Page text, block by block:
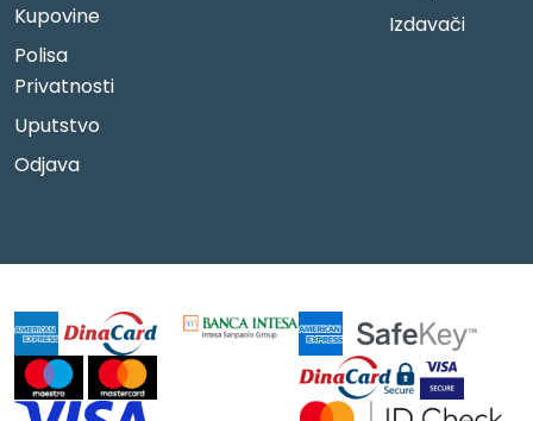
Kupovine
Polisa
Privatnosti
Uputstvo
Odjava
Izdavači